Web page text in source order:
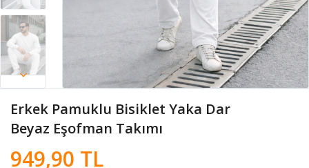
Erkek Pamuklu Bisiklet Yaka Dar
Beyaz Eşofman Takımı
949,90 TL